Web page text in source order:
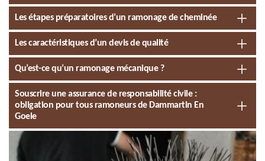
Les étapes préparatoires d’un ramonage de cheminée
Les caractéristiques d’un devis de qualité
Qu’est-ce qu’un ramonage mécanique ?
Souscrire une assurance de responsabilité civile :
obligation pour tous ramoneurs de Dammartin En
Goele